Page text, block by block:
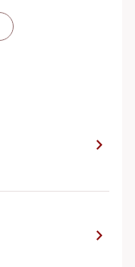
chevron_right
chevron_right